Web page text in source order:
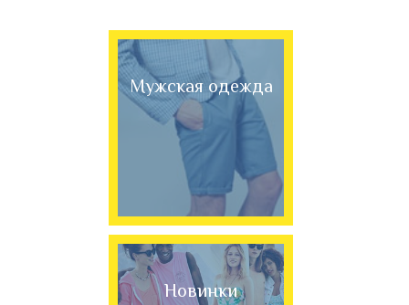
Мужская одежда
Новинки